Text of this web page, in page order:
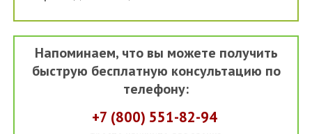
Напоминаем, что вы можете получить
быструю бесплатную консультацию по
телефону:
+7 (800) 551-82-94